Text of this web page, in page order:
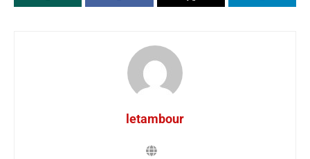
letambour